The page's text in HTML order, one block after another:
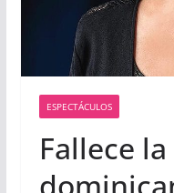
ESPECTÁCULOS
Fallece